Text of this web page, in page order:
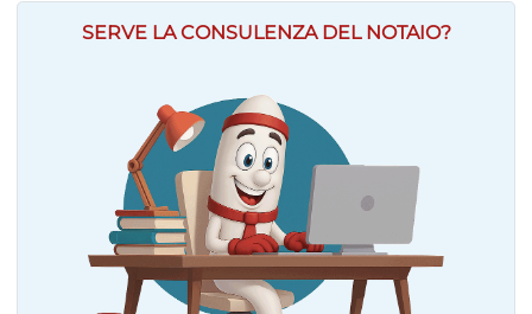
SERVE LA CONSULENZA DEL NOTAIO?